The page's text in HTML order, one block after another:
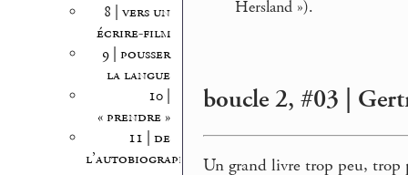
8 | vers un
écrire-film
9 | pousser
la langue
10 |
« prendre »
11 | de
l’autobiographie
Hersland »).
boucle 2, #03 |
Un grand livre trop peu, trop